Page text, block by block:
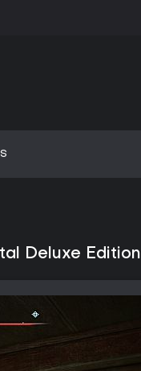
Deluxe Edition